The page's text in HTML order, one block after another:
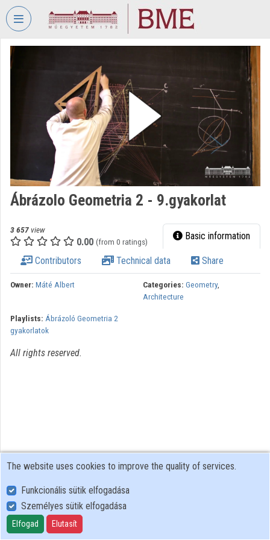
Skip header Skip menu
UNIVERSITY
TECHNOLOGY
ECONOMICS
Organization home
Log In
Organization discovery
Categories
Organization playlists
Contributors
Ábrázolo Geometria 2 - 9.gyakorlat
3 657 view
0.00 (from 0 ratings) Basic information
Contributors Technical data Share
Owner: Máté Albert Categories: Geometry,
Architecture
Playlists: Ábrázoló Geometria 2
gyakorlatok
All rights reserved.
User Policy
Adatkezelési tájékoztató (en)
Cookie Policy
The website uses cookies to improve the quality of services.
Funkcionális sütik elfogadása
Személyes sütik elfogadása
Elfogad Elutasít